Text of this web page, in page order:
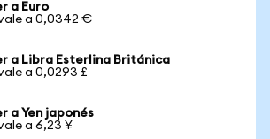
a Euro
a 0,0342 €
a Libra Esterlina Británica
a 0,0293 £
a Yen japonés
a 6,23 ¥